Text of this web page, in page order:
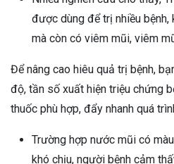
được dùng để trị nhiều
mà còn có viêm mũi, viêm
Để nâng cao hiêu quả trị bệnh,
độ, tần số xuất hiện triệu chứng
thuốc phù hợp, đẩy nhanh quá
Trường hợp nước mũi có
khó chịu, người bệnh cảm